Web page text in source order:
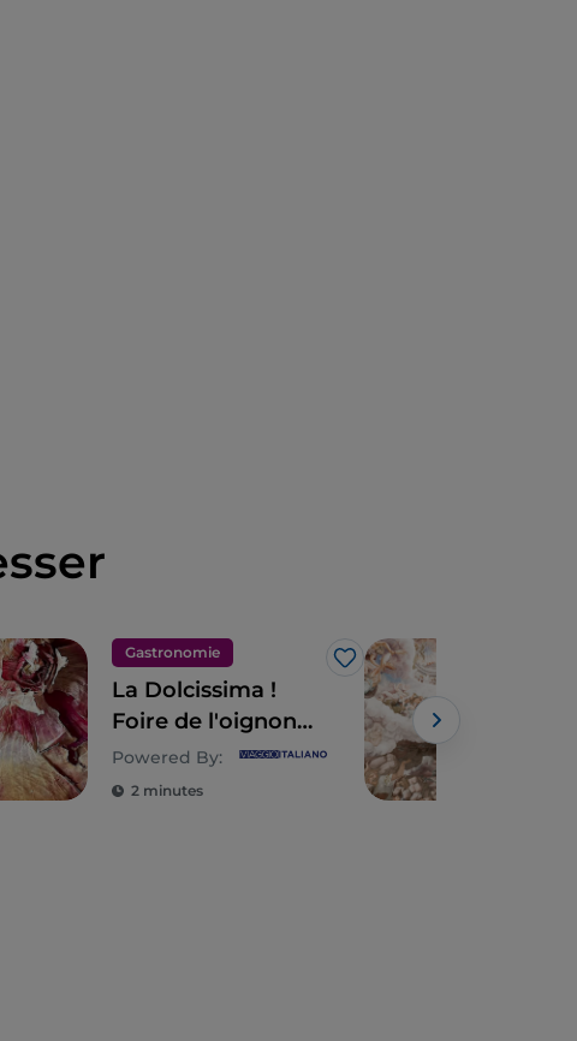
Gastronomie
J’aime
La Dolcissima !
Foire de l'oignon
rouge de Breme
Powered By:
2 minutes